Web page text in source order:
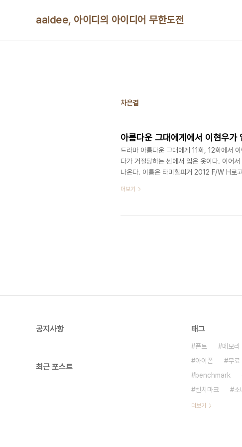
aaidee, 아이디의 아이디어 무한도전
차은결
아름다운 그대에게에서 이현우가
드라마 아름다운 그대에게 11화, 12화에서
다가 거절당하는 씬에서 입은 옷이다. 이어
나온다. 이름은 타미힐피거 2012 F/W H로
query=EMM3WO41A&iq=&cat_id= 다음
더보기
공지사항
최근 포스트
태그
폰트 메모리
아이폰
무료
benchmark
벤치마크
소
더보기